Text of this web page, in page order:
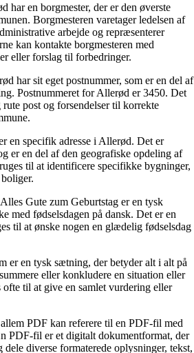
har en borgmester, der er den øverste
Borgmesteren varetager ledelsen af
arbejde og repræsenterer
kan kontakte borgmesteren med
eller forslag til forbedringer.
har sit eget postnummer, som er en del af
Postnummeret for Allerød er 3450. Det
post og forsendelser til korrekte
en specifik adresse i Allerød. Det er
er en del af den geografiske opdeling af
til at identificere specifikke bygninger,
Gute zum Geburtstag er en tysk
med fødselsdagen på dansk. Det er en
til at ønske nogen en glædelig fødselsdag
er en tysk sætning, der betyder alt i alt på
eller konkludere en situation eller
til at give en samlet vurdering eller
PDF kan referere til en PDF-fil med
PDF-fil er et digitalt dokumentformat, der
dele diverse formaterede oplysninger, tekst,